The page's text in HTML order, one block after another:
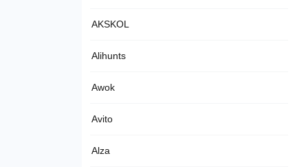
AKSKOL
Alihunts
Awok
Avito
Alza